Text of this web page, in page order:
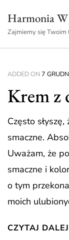
content
Harmonia
Zajmiemy się Twoim
ADDED ON7
Krem z
Często
smaczne.
Uważam, że
smaczne i
o tym
moich
CZYTAJ DALEJ